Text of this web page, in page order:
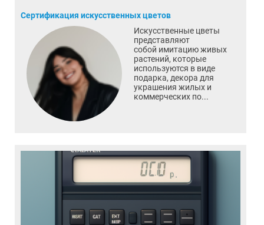
Сертификация искусственных цветов
Искусственные цветы
представляют
собой имитацию живых
растений, которые
используются в виде
подарка, декора для
украшения жилых и
коммерческих по...